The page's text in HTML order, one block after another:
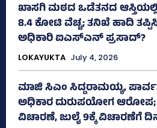
ಖಾಸಗಿ ಮಠದ ಒಡೆತನದ ಆಸ್ತಿಯಲ್ಲಿ
8.4 ಕೋಟಿ ವೆಚ್ಚ; ತನಿಖೆ ಹಾದಿ
ಅಧಿಕಾರಿ ಐಎಸ್‌ಎನ್ ಪ್ರಸಾದ್‌?
LOKAYUKTA July 4, 2026
ಮಾಜಿ ಸಿಎಂ ಸಿದ್ದರಾಮಯ್ಯ, ಪಾರ್ವತಿ
ಅಧಿಕಾರ ದುರುಪಯೋಗ ಆರೋಪ;
ವಿಚಾರಣೆ, ಜುಲೈ 9ಕ್ಕೆ ವಿಚಾರಣೆಗೆ